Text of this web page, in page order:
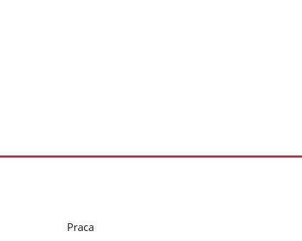
Praca